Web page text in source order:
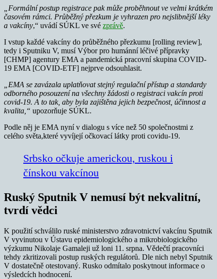
„Formální postup registrace pak může proběhnout ve velmi krátkém
časovém rámci. Průběžný přezkum je vyhrazen pro nejslibnější léky
a vakcíny,“ uvádí SÚKL ve své zprávě.
I vstup každé vakcíny do průběžného přezkumu [rolling review],
tedy i Sputniku V, musí Výbor pro humánní léčivé přípravky
[CHMP] agentury EMA a pandemická pracovní skupina COVID-
19 EMA [COVID-ETF] nejprve odsouhlasit.
„EMA se zavázala uplatňovat stejný regulační přístup a standardy
odborného posouzení na všechny žádosti o registraci vakcín proti
covid-19. A to tak, aby byla zajištěna jejich bezpečnost, účinnost a
kvalita,“ upozorňuje SÚKL.
Podle něj je EMA nyní v dialogu s více než 50 společnostmi z
celého světa,které vyvíjejí očkovací látky proti covidu-19.
Srbsko očkuje americkou, ruskou i
čínskou vakcínou
Ruský Sputnik V nemusí být nekvalitní,
tvrdí vědci
K použití schválilo ruské ministerstvo zdravotnictví vakcínu Sputnik
V vyvinutou v Ústavu epidemiologického a mikrobiologického
výzkumu Nikolaje Gamaleji už loni 11. srpna. Vědečtí pracovníci
tehdy zkritizovali postup ruských regulátorů. Dle nich nebyl Sputnik
V dostatečně otestovaný. Rusko odmítalo poskytnout informace o
výsledcích hodnocení.